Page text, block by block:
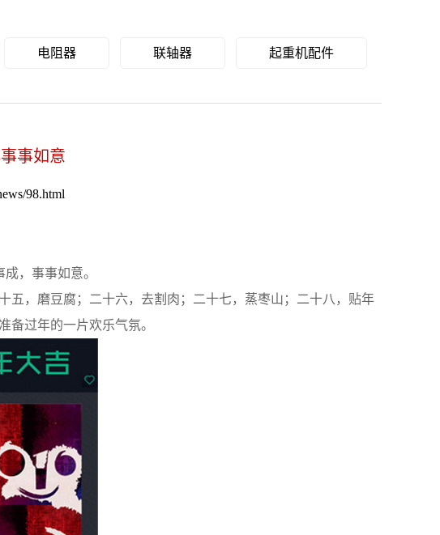
电阻器 联轴器 起重机配件
事如意
98.html
，事事如意。
，磨豆腐；二十六，去割肉；二十七，蒸枣山；二十八，贴年
备过年的一片欢乐气氛。